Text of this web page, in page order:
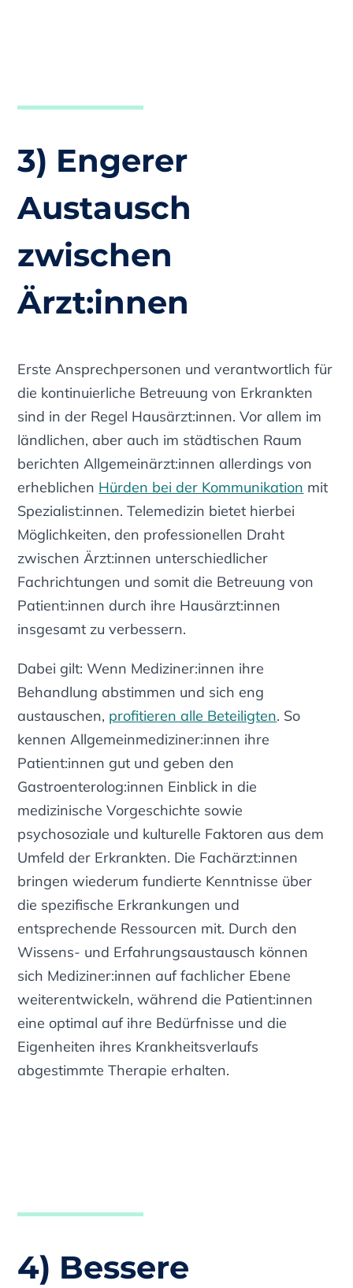
3) Engerer
Austausch
zwischen
Ärzt:innen
Erste Ansprechpersonen und verantwortlich für
die kontinuierliche Betreuung von Erkrankten
sind in der Regel Hausärzt:innen. Vor allem im
ländlichen, aber auch im städtischen Raum
berichten Allgemeinärzt:innen allerdings von
erheblichen Hürden bei der Kommunikation mit
Spezialist:innen. Telemedizin bietet hierbei
Möglichkeiten, den professionellen Draht
zwischen Ärzt:innen unterschiedlicher
Fachrichtungen und somit die Betreuung von
Patient:innen durch ihre Hausärzt:innen
insgesamt zu verbessern.
Dabei gilt: Wenn Mediziner:innen ihre
Behandlung abstimmen und sich eng
austauschen, profitieren alle Beteiligten. So
kennen Allgemeinmediziner:innen ihre
Patient:innen gut und geben den
Gastroenterolog:innen Einblick in die
medizinische Vorgeschichte sowie
psychosoziale und kulturelle Faktoren aus dem
Umfeld der Erkrankten. Die Fachärzt:innen
bringen wiederum fundierte Kenntnisse über
die spezifische Erkrankungen und
entsprechende Ressourcen mit. Durch den
Wissens- und Erfahrungsaustausch können
sich Mediziner:innen auf fachlicher Ebene
weiterentwickeln, während die Patient:innen
eine optimal auf ihre Bedürfnisse und die
Eigenheiten ihres Krankheitsverlaufs
abgestimmte Therapie erhalten.
4) Bessere